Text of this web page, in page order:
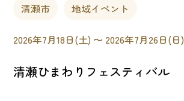
清瀬市 地域イベント
2026年7月18日(土) 〜 2026年7月26日(日)
清瀬ひまわりフェスティバル